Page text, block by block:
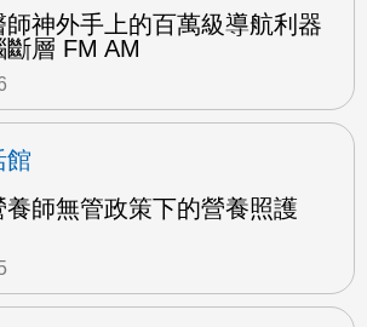
師神外手上的百萬級導航利器
層 FM AM
館
養師無管政策下的營養照護